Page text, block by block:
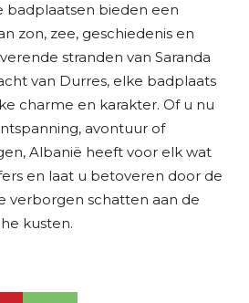
badplaatsen bieden een
zon, zee, geschiedenis en
stranden van Saranda
van Durres, elke badplaats
charme en karakter. Of u nu
avontuur of
Albanië heeft voor elk wat
en laat u betoveren door de
verborgen schatten aan de
kusten.